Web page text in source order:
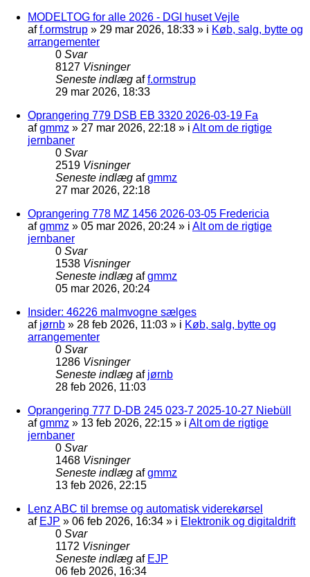
MODELTOG for alle 2026 - DGI huset Vejle
aff.ormstrup » 29 mar 2026, 18:33 » i Køb, salg, bytte og
arrangementer
0 Svar
8127 Visninger
Seneste indlæg aff.ormstrup
29 mar 2026, 18:33
Oprangering 779 DSB EB 3320 2026-03-19 Fa
afgmmz » 27 mar 2026, 22:18 » i Alt om de rigtige
jernbaner
0 Svar
2519 Visninger
Seneste indlæg afgmmz
27 mar 2026, 22:18
Oprangering 778 MZ 1456 2026-03-05 Fredericia
afgmmz » 05 mar 2026, 20:24 » i Alt om de rigtige
jernbaner
0 Svar
1538 Visninger
Seneste indlæg afgmmz
05 mar 2026, 20:24
Insider: 46226 malmvogne sælges
af jørnb » 28 feb 2026, 11:03 » i Køb, salg, bytte og
arrangementer
0 Svar
1286 Visninger
Seneste indlæg af jørnb
28 feb 2026, 11:03
Oprangering 777 D-DB 245 023-7 2025-10-27 Niebüll
afgmmz » 13 feb 2026, 22:15 » i Alt om de rigtige
jernbaner
0 Svar
1468 Visninger
Seneste indlæg afgmmz
13 feb 2026, 22:15
Lenz ABC til bremse og automatisk viderekørsel
af EJP » 06 feb 2026, 16:34 » i Elektronik og digitaldrift
0 Svar
1172 Visninger
Seneste indlæg af EJP
06 feb 2026, 16:34